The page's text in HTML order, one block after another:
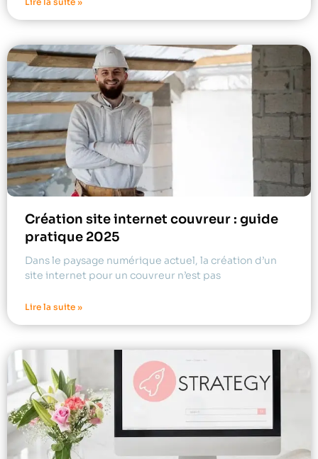
Création site internet couvreur : guide
pratique 2025
Dans le paysage numérique actuel, la création d’un
site internet pour un couvreur n’est pas
Lire la suite »